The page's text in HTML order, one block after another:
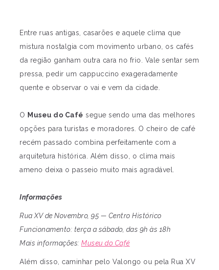
Entre ruas antigas, casarões e aquele clima que
mistura nostalgia com movimento urbano, os cafés
da região ganham outra cara no frio. Vale sentar sem
pressa, pedir um cappuccino exageradamente
quente e observar o vai e vem da cidade.
O Museu do Café segue sendo uma das melhores
opções para turistas e moradores. O cheiro de café
recém passado combina perfeitamente com a
arquitetura histórica. Além disso, o clima mais
ameno deixa o passeio muito mais agradável.
Informações
Rua XV de Novembro, 95 — Centro Histórico
Funcionamento: terça a sábado, das 9h às 18h
Mais informações: Museu do Café
Além disso, caminhar pelo Valongo ou pela Rua XV